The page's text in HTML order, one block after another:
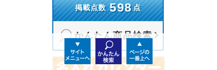
掲載点数 598点
かんたん商品検索